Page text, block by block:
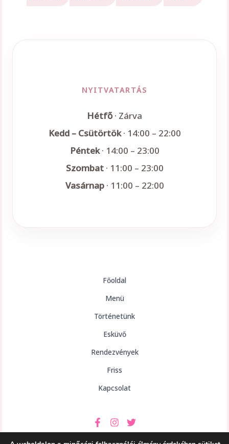
NYITVATARTÁS
Hétfő· Zárva
Kedd – Csütörtök· 14:00 – 22:00
Péntek· 14:00 – 23:00
Szombat· 11:00 – 23:00
Vasárnap· 11:00 – 22:00
Főoldal
Menü
Történetünk
Esküvő
Rendezvények
Friss
Kapcsolat